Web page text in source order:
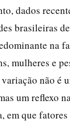
dados
brasileiras
na
mulheres e
não é
um reflexo
que fatores